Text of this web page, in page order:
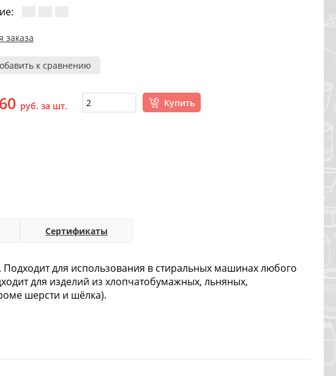
заказа
к сравнению
руб. за шт. Купить
Сертификаты
для использования в стиральных машинах любого
для изделий из хлопчатобумажных, льняных,
шерсти и шёлка).